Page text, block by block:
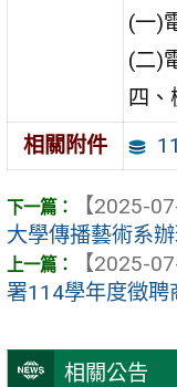
相關公告
(一)
(二)
四
相關附件
【2025-
大學傳播藝術系
【2025-
署114學年度徵聘